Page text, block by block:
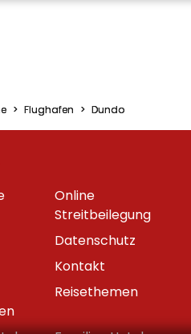
Flughafen Dundo
Online
Streitbeilegung
Datenschutz
Kontakt
Reisethemen